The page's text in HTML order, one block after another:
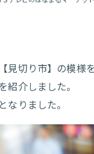
見切り市】の模様を
紹介しました。
なりました。